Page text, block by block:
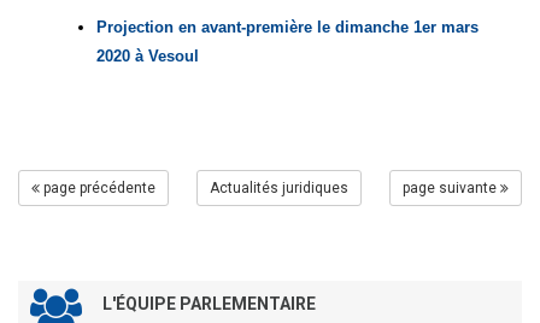
Projection en avant-première le dimanche 1er mars
2020 à Vesoul
page précédente Actualités juridiques page suivante
L'ÉQUIPE PARLEMENTAIRE